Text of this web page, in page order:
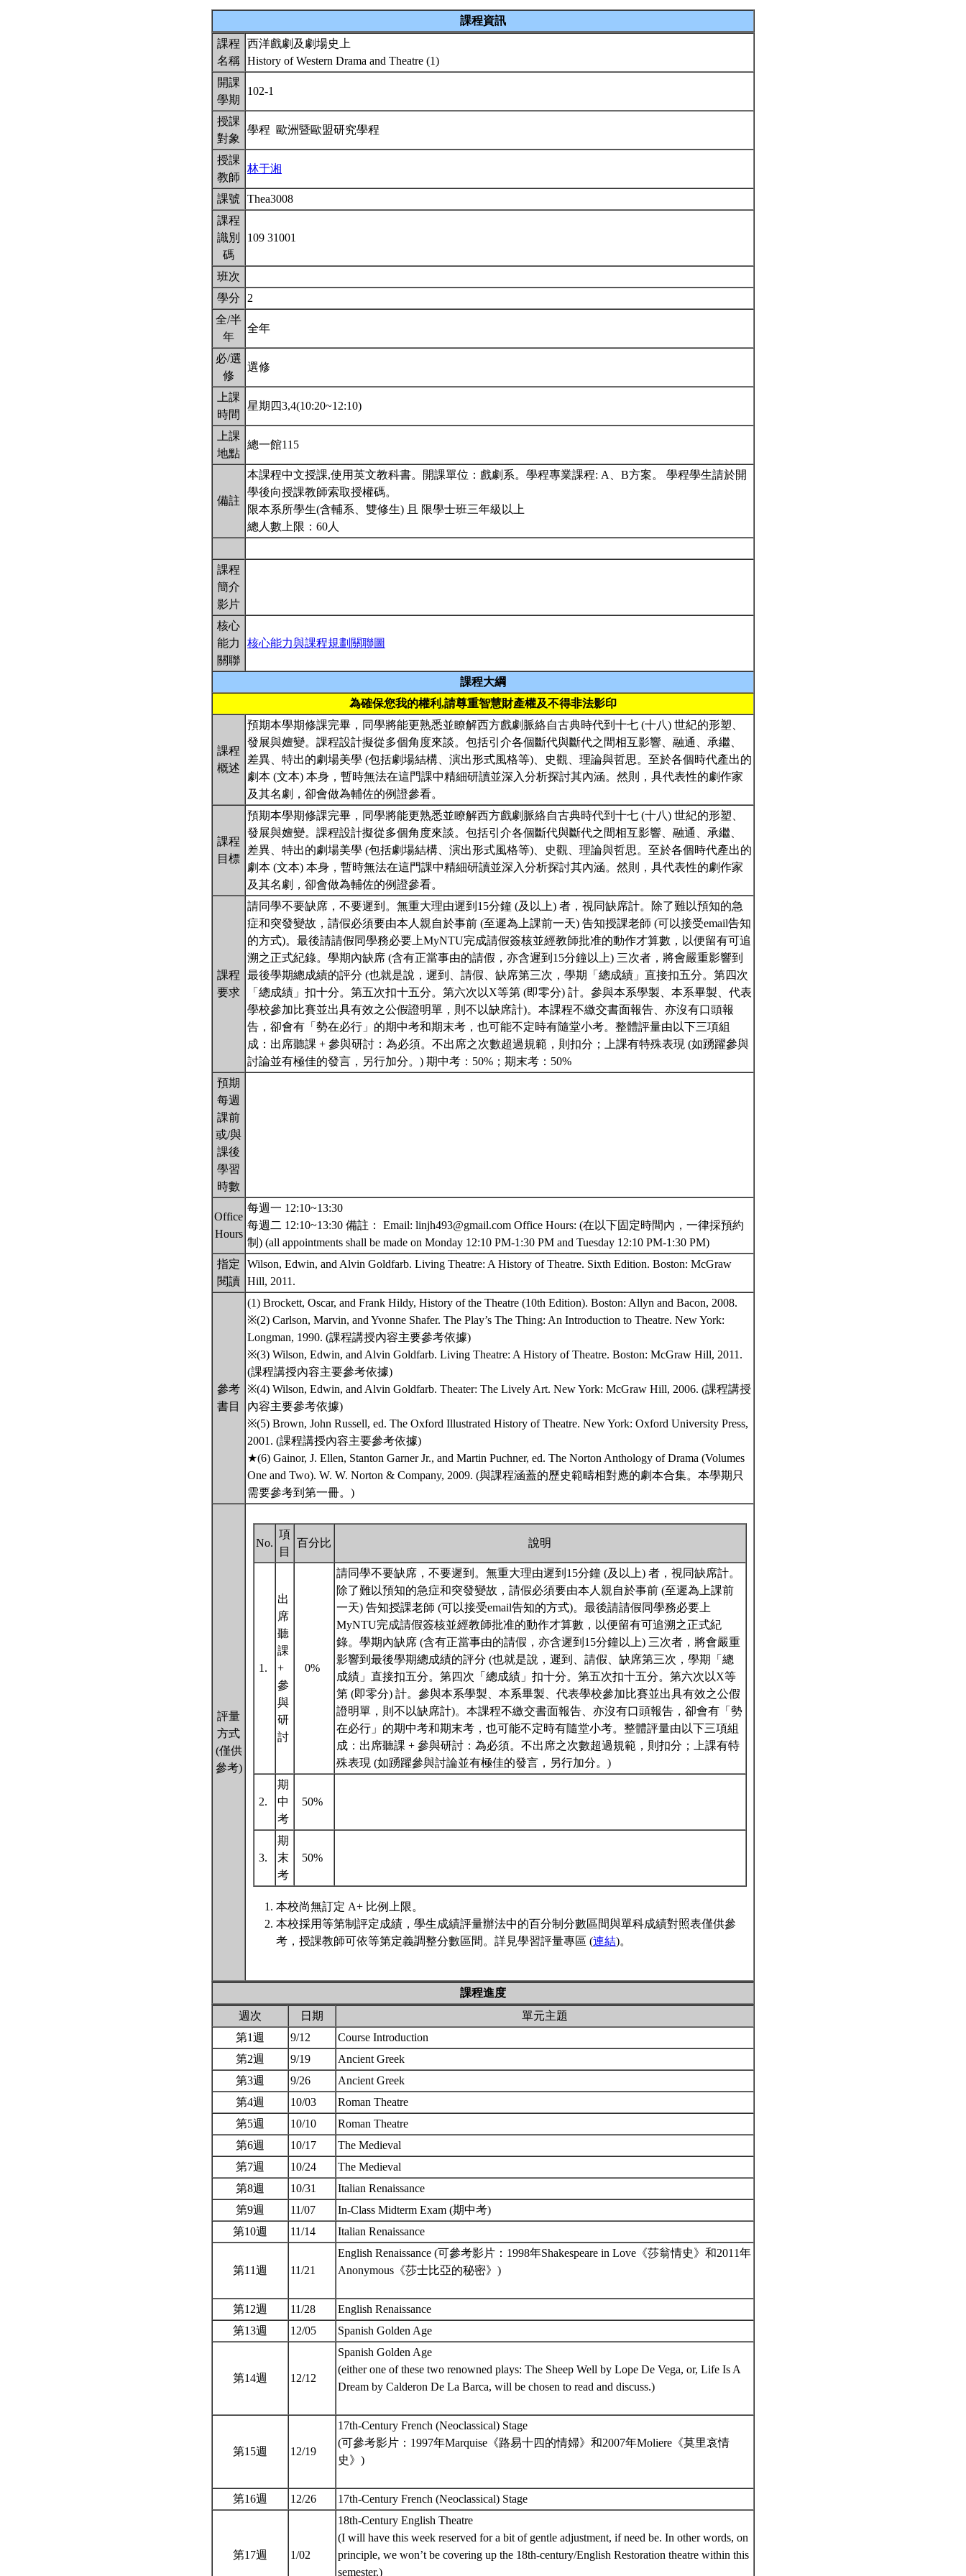
課程資訊
課程
名稱
西洋戲劇及劇場史上
History of Western Drama and Theatre (1)
開課
學期
102-1
授課
對象
學程 歐洲暨歐盟研究學程
授課
教師
林于湘
課號
Thea3008
課程
識別
碼
109 31001
班次
學分
2
全/半
年
全年
必/選
修
選修
上課
時間
星期四3,4(10:20~12:10)
上課
地點
總一館115
備註
本課程中文授課,使用英文教科書。開課單位：戲劇系。學程專業課程: A、B方案。 學程學生請於開
學後向授課教師索取授權碼。
限本系所學生(含輔系、雙修生) 且 限學士班三年級以上
總人數上限：60人
課程
簡介
影片
核心
能力
關聯
核心能力與課程規劃關聯圖
課程大綱
為確保您我的權利,請尊重智慧財產權及不得非法影印
課程
概述
預期本學期修課完畢，同學將能更熟悉並瞭解西方戲劇脈絡自古典時代到十七 (十八) 世紀的形塑、
發展與嬗變。課程設計擬從多個角度來談。包括引介各個斷代與斷代之間相互影響、融通、承繼、
差異、特出的劇場美學 (包括劇場結構、演出形式風格等)、史觀、理論與哲思。至於各個時代產出的
劇本 (文本) 本身，暫時無法在這門課中精細研讀並深入分析探討其內涵。然則，具代表性的劇作家
及其名劇，卻會做為輔佐的例證參看。
課程
目標
預期本學期修課完畢，同學將能更熟悉並瞭解西方戲劇脈絡自古典時代到十七 (十八) 世紀的形塑、
發展與嬗變。課程設計擬從多個角度來談。包括引介各個斷代與斷代之間相互影響、融通、承繼、
差異、特出的劇場美學 (包括劇場結構、演出形式風格等)、史觀、理論與哲思。至於各個時代產出的
劇本 (文本) 本身，暫時無法在這門課中精細研讀並深入分析探討其內涵。然則，具代表性的劇作家
及其名劇，卻會做為輔佐的例證參看。
課程
要求
請同學不要缺席，不要遲到。無重大理由遲到15分鐘 (及以上) 者，視同缺席計。除了難以預知的急
症和突發變故，請假必須要由本人親自於事前 (至遲為上課前一天) 告知授課老師 (可以接受email告知
的方式)。最後請請假同學務必要上MyNTU完成請假簽核並經教師批准的動作才算數，以便留有可追
溯之正式紀錄。學期內缺席 (含有正當事由的請假，亦含遲到15分鐘以上) 三次者，將會嚴重影響到
最後學期總成績的評分 (也就是說，遲到、請假、缺席第三次，學期「總成績」直接扣五分。第四次
「總成績」扣十分。第五次扣十五分。第六次以X等第 (即零分) 計。參與本系學製、本系畢製、代表
學校參加比賽並出具有效之公假證明單，則不以缺席計)。本課程不繳交書面報告、亦沒有口頭報
告，卻會有「勢在必行」的期中考和期末考，也可能不定時有隨堂小考。整體評量由以下三項組
成：出席聽課 + 參與研討：為必須。不出席之次數超過規範，則扣分；上課有特殊表現 (如踴躍參與
討論並有極佳的發言，另行加分。) 期中考：50%；期末考：50%
預期
每週
課前
或/與
課後
學習
時數
Office
Hours
每週一 12:10~13:30
每週二 12:10~13:30 備註： Email: linjh493@gmail.com Office Hours: (在以下固定時間內，一律採預約
制) (all appointments shall be made on Monday 12:10 PM-1:30 PM and Tuesday 12:10 PM-1:30 PM)
指定
閱讀
Wilson, Edwin, and Alvin Goldfarb. Living Theatre: A History of Theatre. Sixth Edition. Boston: McGraw
Hill, 2011.
參考
書目
(1) Brockett, Oscar, and Frank Hildy, History of the Theatre (10th Edition). Boston: Allyn and Bacon, 2008.
※(2) Carlson, Marvin, and Yvonne Shafer. The Play’s The Thing: An Introduction to Theatre. New York:
Longman, 1990. (課程講授內容主要參考依據)
※(3) Wilson, Edwin, and Alvin Goldfarb. Living Theatre: A History of Theatre. Boston: McGraw Hill, 2011.
(課程講授內容主要參考依據)
※(4) Wilson, Edwin, and Alvin Goldfarb. Theater: The Lively Art. New York: McGraw Hill, 2006. (課程講授
內容主要參考依據)
※(5) Brown, John Russell, ed. The Oxford Illustrated History of Theatre. New York: Oxford University Press,
2001. (課程講授內容主要參考依據)
★(6) Gainor, J. Ellen, Stanton Garner Jr., and Martin Puchner, ed. The Norton Anthology of Drama (Volumes
One and Two). W. W. Norton & Company, 2009. (與課程涵蓋的歷史範疇相對應的劇本合集。本學期只
需要參考到第一冊。)
評量
方式
(僅供
參考)
No.
項
目
百分比 說明
1.
出
席
聽
課
+
參
與
研
討
0%
請同學不要缺席，不要遲到。無重大理由遲到15分鐘 (及以上) 者，視同缺席計。
除了難以預知的急症和突發變故，請假必須要由本人親自於事前 (至遲為上課前
一天) 告知授課老師 (可以接受email告知的方式)。最後請請假同學務必要上
MyNTU完成請假簽核並經教師批准的動作才算數，以便留有可追溯之正式紀
錄。學期內缺席 (含有正當事由的請假，亦含遲到15分鐘以上) 三次者，將會嚴重
影響到最後學期總成績的評分 (也就是說，遲到、請假、缺席第三次，學期「總
成績」直接扣五分。第四次「總成績」扣十分。第五次扣十五分。第六次以X等
第 (即零分) 計。參與本系學製、本系畢製、代表學校參加比賽並出具有效之公假
證明單，則不以缺席計)。本課程不繳交書面報告、亦沒有口頭報告，卻會有「勢
在必行」的期中考和期末考，也可能不定時有隨堂小考。整體評量由以下三項組
成：出席聽課 + 參與研討：為必須。不出席之次數超過規範，則扣分；上課有特
殊表現 (如踴躍參與討論並有極佳的發言，另行加分。)
2.
期
中
考
50%
3.
期
末
考
50%
本校尚無訂定 A+ 比例上限。
本校採用等第制評定成績，學生成績評量辦法中的百分制分數區間與單科成績對照表僅供參
考，授課教師可依等第定義調整分數區間。詳見學習評量專區 (連結)。
課程進度
週次
日期
單元主題
第1週
9/12
Course Introduction
第2週
9/19
Ancient Greek
第3週
9/26
Ancient Greek
第4週
10/03
Roman Theatre
第5週
10/10
Roman Theatre
第6週
10/17
The Medieval
第7週
10/24
The Medieval
第8週
10/31
Italian Renaissance
第9週
11/07
In-Class Midterm Exam (期中考)
第10週
11/14 Italian Renaissance
第11週 11/21
English Renaissance (可參考影片：1998年Shakespeare in Love《莎翁情史》和2011年
Anonymous《莎士比亞的秘密》)
第12週 11/28
English Renaissance
第13週
12/05 Spanish Golden Age
第14週 12/12
Spanish Golden Age
(either one of these two renowned plays: The Sheep Well by Lope De Vega, or, Life Is A
Dream by Calderon De La Barca, will be chosen to read and discuss.)
第15週 12/19
17th-Century French (Neoclassical) Stage
(可參考影片：1997年Marquise《路易十四的情婦》和2007年Moliere《莫里哀情
史》)
第16週 12/26 17th-Century French (Neoclassical) Stage
第17週 1/02
18th-Century English Theatre
(I will have this week reserved for a bit of gentle adjustment, if need be. In other words, on
principle, we won’t be covering up the 18th-century/English Restoration theatre within this
semester.)